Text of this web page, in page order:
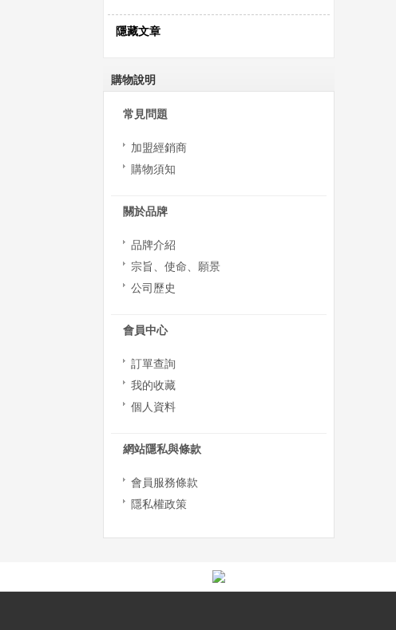
隱藏文章
購物說明
常見問題
加盟經銷商
購物須知
關於品牌
品牌介紹
宗旨、使命、願景
公司歷史
會員中心
訂單查詢
我的收藏
個人資料
網站隱私與條款
會員服務條款
隱私權政策